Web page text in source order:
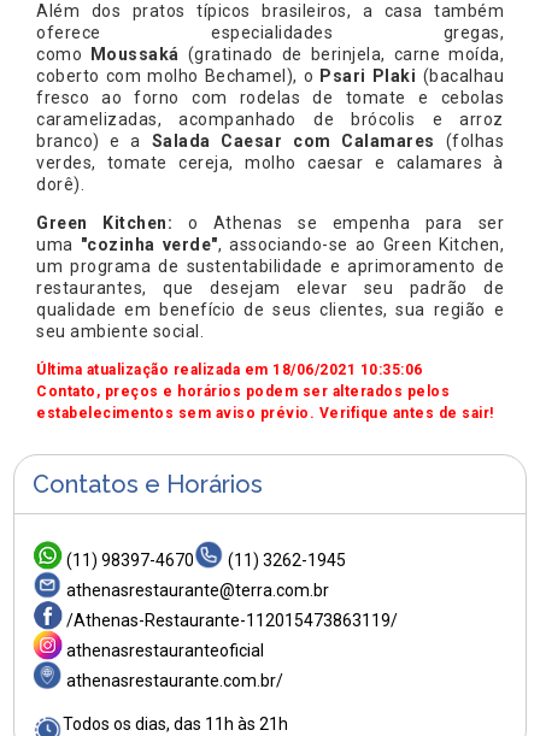
Além dos pratos típicos brasileiros, a casa também
oferece especialidades gregas,
como
Moussaká (gratinado de berinjela, carne moída,
coberto com molho Bechamel), o Psari Plaki (bacalhau
fresco ao forno com rodelas de tomate e cebolas
caramelizadas, acompanhado de brócolis e arroz
branco) e a Salada Caesar com Calamares
(folhas
verdes, tomate cereja, molho caesar e calamares à
dorê).
Green Kitchen: o Athenas se empenha para ser
uma "cozinha verde", associando-se ao Green Kitchen,
um programa de sustentabilidade e aprimoramento de
restaurantes, que desejam elevar seu padrão de
qualidade em benefício de seus clientes, sua região e
seu ambiente social.
Última atualização realizada em 18/06/2021 10:35:06
Contato, preços e horários podem ser alterados pelos
estabelecimentos sem aviso prévio. Verifique antes de sair!
Contatos e Horários
(11) 98397-4670
(11) 3262-1945
athenasrestaurante@terra.com.br
/Athenas-Restaurante-112015473863119/
athenasrestauranteoficial
athenasrestaurante.com.br/
Todos os dias, das 11h às 21h